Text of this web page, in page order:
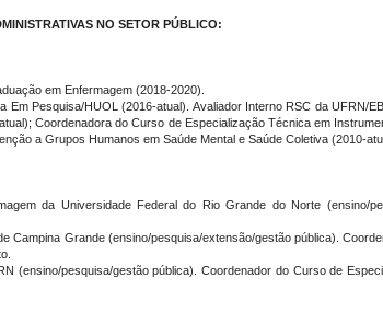
NO SETOR PÚBLICO:
em Enfermagem (2018-2020).
Em Pesquisa/HUOL (2016-atual). Avaliador Interno RSC da UFRN/
Coordenadora do Curso de Especialização Técnica em
a Grupos Humanos em Saúde Mental e Saúde Coletiva (2010-
da Universidade Federal do Rio Grande do Norte (ensino/
Campina Grande (ensino/pesquisa/extensão/gestão pública).
(ensino/pesquisa/gestão pública). Coordenador do Curso de